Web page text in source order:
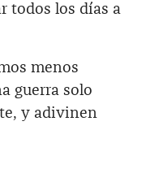
todos los días a
menos
guerra solo
y adivinen